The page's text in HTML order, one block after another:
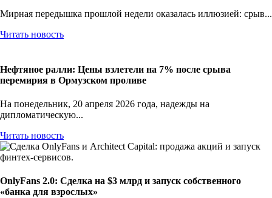
Мирная передышка прошлой недели оказалась иллюзией: срыв...
Читать новость
Нефтяное ралли: Цены взлетели на 7% после срыва
перемирия в Ормузском проливе
На понедельник, 20 апреля 2026 года, надежды на
дипломатическую...
Читать новость
OnlyFans 2.0: Сделка на $3 млрд и запуск собственного
«банка для взрослых»